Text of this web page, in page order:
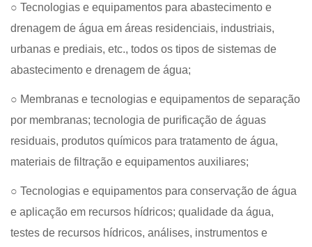
○ Tecnologias e equipamentos para abastecimento e
drenagem de água em áreas residenciais, industriais,
urbanas e prediais, etc., todos os tipos de sistemas de
abastecimento e drenagem de água;
○ Membranas e tecnologias e equipamentos de separação
por membranas; tecnologia de purificação de águas
residuais, produtos químicos para tratamento de água,
materiais de filtração e equipamentos auxiliares;
○ Tecnologias e equipamentos para conservação de água
e aplicação em recursos hídricos; qualidade da água,
testes de recursos hídricos, análises, instrumentos e